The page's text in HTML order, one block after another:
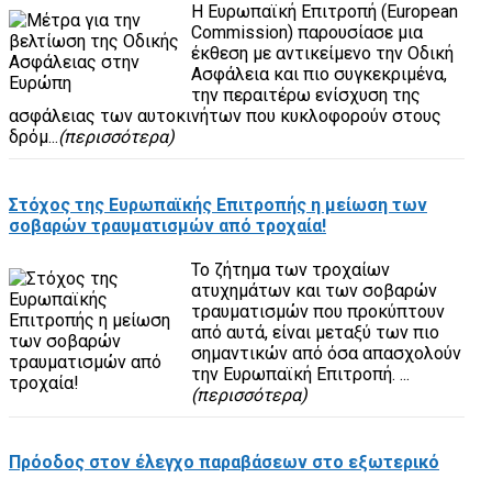
Η Ευρωπαϊκή Επιτροπή (European
Commission) παρουσίασε μια
έκθεση με αντικείμενο την Οδική
Ασφάλεια και πιο συγκεκριμένα,
την περαιτέρω ενίσχυση της
ασφάλειας των αυτοκινήτων που κυκλοφορούν στους
δρόμ...(περισσότερα)
Στόχος της Ευρωπαϊκής Επιτροπής η μείωση των
σοβαρών τραυματισμών από τροχαία!
Το ζήτημα των τροχαίων
ατυχημάτων και των σοβαρών
τραυματισμών που προκύπτουν
από αυτά, είναι μεταξύ των πιο
σημαντικών από όσα απασχολούν
την Ευρωπαϊκή Επιτροπή. ...
(περισσότερα)
Πρόοδος στον έλεγχο παραβάσεων στο εξωτερικό